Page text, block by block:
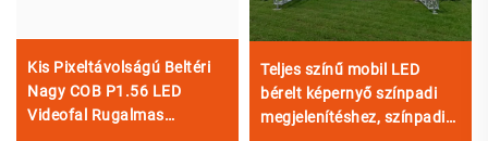
Kis Pixeltávolságú Beltéri
Nagy COB P1.56 LED
Videofal Rugalmas
Teljes színű mobil LED
bérelt képernyő színpadi
megjelenítéshez, színpadi